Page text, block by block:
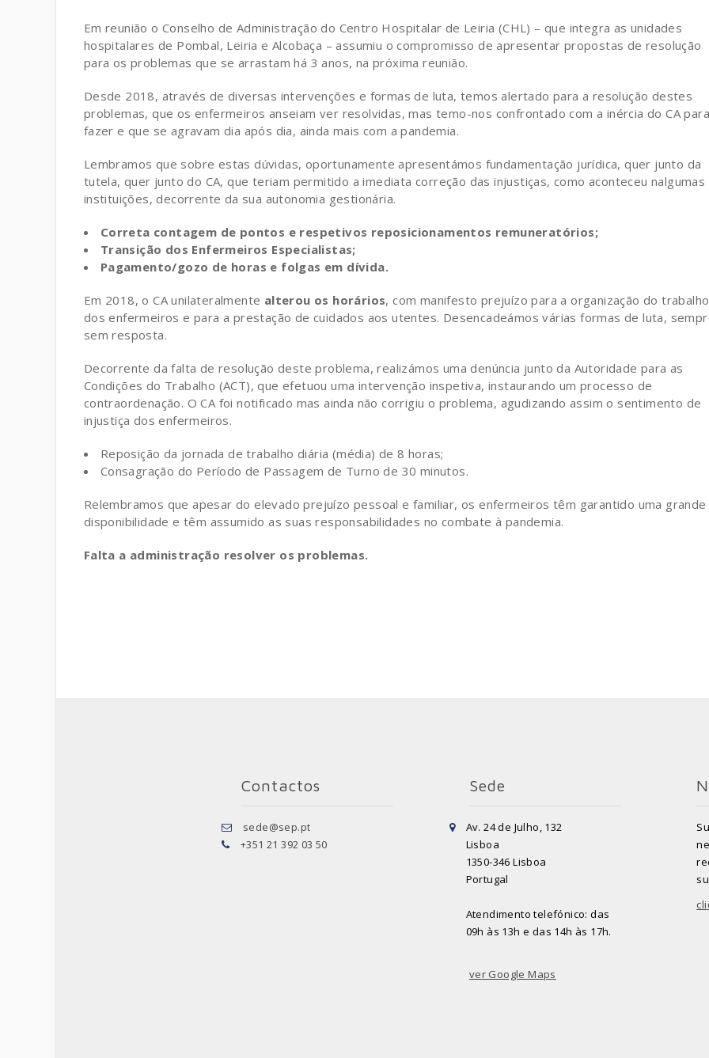
Em reunião o Conselho de Administração do Centro Hospitalar de Leiria (CHL) – que integra as unidades
hospitalares de Pombal, Leiria e Alcobaça – assumiu o compromisso de apresentar propostas de resolução
para os problemas que se arrastam há 3 anos, na próxima reunião.
Desde 2018, através de diversas intervenções e formas de luta, temos alertado para a resolução destes
problemas, que os enfermeiros anseiam ver resolvidas, mas temo-nos confrontado com a inércia do CA
fazer e que se agravam dia após dia, ainda mais com a pandemia.
Lembramos que sobre estas dúvidas, oportunamente apresentámos fundamentação jurídica, quer junto da
tutela, quer junto do CA, que teriam permitido a imediata correção das injustiças, como aconteceu nalgumas
instituições, decorrente da sua autonomia gestionária.
Correta contagem de pontos e respetivos reposicionamentos remuneratórios;
Transição dos Enfermeiros Especialistas;
Pagamento/gozo de horas e folgas em dívida.
Em 2018, o CA unilateralmente alterou os horários, com manifesto prejuízo para a organização do trabalho
dos enfermeiros e para a prestação de cuidados aos utentes. Desencadeámos várias formas de luta,
sem resposta.
Decorrente da falta de resolução deste problema, realizámos uma denúncia junto da Autoridade para as
Condições do Trabalho (ACT), que efetuou uma intervenção inspetiva, instaurando um processo de
contraordenação. O CA foi notificado mas ainda não corrigiu o problema, agudizando assim o sentimento de
injustiça dos enfermeiros.
Reposição da jornada de trabalho diária (média) de 8 horas;
Consagração do Período de Passagem de Turno de 30 minutos.
Relembramos que apesar do elevado prejuízo pessoal e familiar, os enfermeiros têm garantido uma grande
disponibilidade e têm assumido as suas responsabilidades no combate à pandemia.
Falta a administração resolver os problemas.
Contactos
sede@sep.pt
+351 21 392 03 50
Sede
Av. 24 de Julho, 132
Lisboa
1350-346 Lisboa
Portugal
Atendimento telefónico: das
09h às 13h e das 14h às 17h.
ver Google Maps